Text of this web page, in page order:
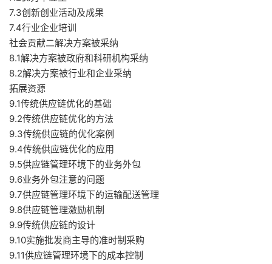
7.3创新创业活动及成果
7.4行业企业培训
社会贡献二解决方案被采纳
8.1解决方案被政府和科研机构采纳
8.2解决方案被行业和企业采纳
拓展资源
9.1传统供应链优化的基础
9.2传统供应链优化的方法
9.3传统供应链的优化案例
9.4传统供应链优化的应用
9.5供应链管理环境下的业务外包
9.6业务外包注意的问题
9.7供应链管理环境下的运输配送管理
9.8供应链管理激励机制
9.9传统供应链的设计
9.10实施批发商主导的准时制采购
9.11供应链管理环境下的成本控制